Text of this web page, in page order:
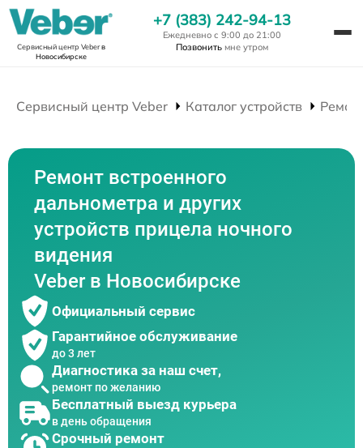
Сервисный центр Veberв
Новосибирске
+7 (383) 242-94-13
Ежедневно с 9:00 до 21:00
Позвонить мне утром
Сервисный центр Veber Каталог устройств
Ремонт встроенного
дальнометра и других
устройств прицела ночного
видения
Veber в Новосибирске
Официальный сервис
Гарантийное обслуживание
до 3 лет
Диагностика за наш счет,
ремонт по желанию
Бесплатный выезд курьера
в день обращения
Срочный ремонт